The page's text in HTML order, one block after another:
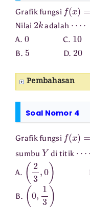
Grafik fungsi f(x )=
Nilai 2k adalah ⋯
A. 0C. 10
B. 5 D. 20
Pembahasan
Soal Nomor 4
Grafik fungsi f(x )=
sumbu Y di titik
A. (2 3 0)
B. (0, 3)